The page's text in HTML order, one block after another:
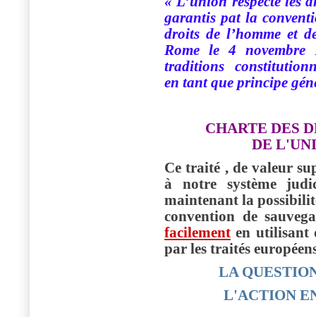
garantis pat la
droits de l’homme et
Rome le 4 novembre
traditions
en tant que principe
CHARTE DES
DE
Ce traité , de valeur
à notre système
maintenant la
convention de
facilement en utilisant
par les traités
LA
L'ACTION